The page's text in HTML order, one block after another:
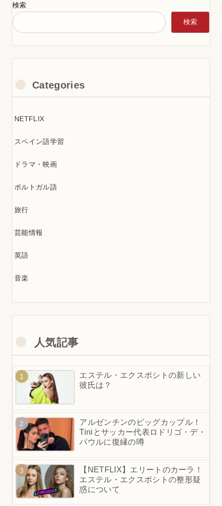
検索
検索
Categories
NETFLIX
スペイン語学習
ドラマ・映画
ポルトガル語
旅行
芸能情報
英語
音楽
人気記事
エステル・エクスポシトの新しい
彼氏は？
アルゼンチンのビッグカップル！
Tiniとサッカー代表ロドリゴ・デ・
パウルに復縁の噂
【NETFLIX】エリートのカーラ！
エステル・エクスポシトの整形疑
惑について